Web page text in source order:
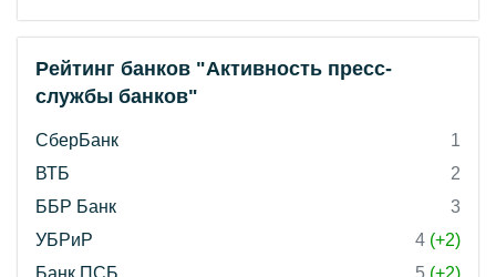
Рейтинг банков "Активность пресс-
службы банков"
СберБанк
1
ВТБ
2
ББР Банк
3
УБРиР
4 (+2)
Банк ПСБ
5 (+2)